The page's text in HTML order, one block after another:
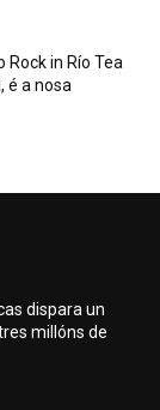
Rock in Río Tea
é a nosa
dispara un
millóns de